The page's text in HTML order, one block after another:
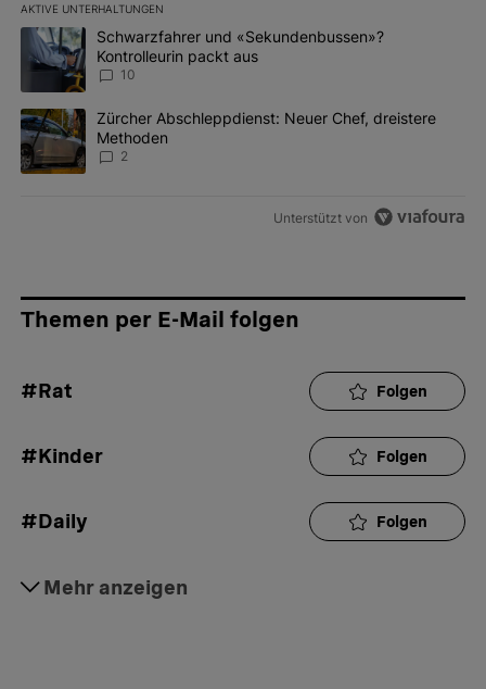
AKTIVE UNTERHALTUNGEN
Das Folgende ist eine Liste der am meisten kommentierten
Ein Trendartikel mit dem Titel "Schwarzfahrer und
Schwarzfahrer und «Sekundenbussen»?
Kontrolleurin packt aus
10
Ein Trendartikel mit dem Titel "Zürcher Abschleppdienst: Neuer
Zürcher Abschleppdienst: Neuer Chef, dreistere
Methoden
2
Unterstützt von
Themen per E-Mail folgen
#Rat Folgen
#Kinder Folgen
#Daily Folgen
Mehr anzeigen
#Erziehung